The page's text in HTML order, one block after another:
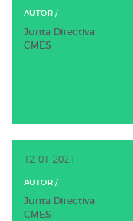
AUTOR /
Junta Directiva
CMES
12-01-2021
AUTOR /
Junta Directiva
CMES